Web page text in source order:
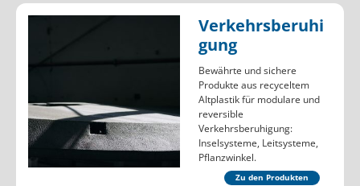
Verkehrsberuhi
gung
Bewährte und sichere
Produkte aus recyceltem
Altplastik für modulare und
reversible
Verkehrsberuhigung:
Inselsysteme, Leitsysteme,
Pflanzwinkel.
Zu den Produkten